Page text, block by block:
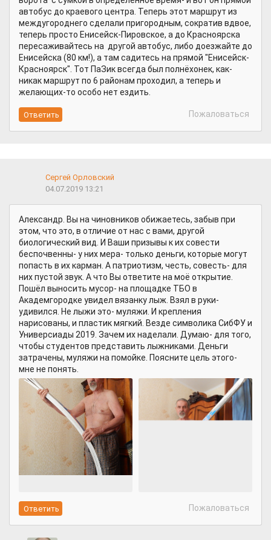
автобус до краевого центра. Теперь этот маршрут из
междугороднего сделали пригородным, сократив вдвое,
теперь просто Енисейск-Пировское, а до Красноярска
пересаживайтесь на другой автобус, либо доезжайте до
Енисейска (80 км!), а там садитесь на прямой "Енисейск-
Красноярск". Тот ПаЗик всегда был полнёхонек, как-
никак маршрут по 6 районам проходил, а теперь и
желающих-то особо нет ездить.
Пожаловаться
Сергей Орловский
04.07.2019 13:21
Александр. Вы на чиновников обижаетесь, забыв при
этом, что это, в отличие от нас с вами, другой
биологический вид. И Ваши призывы к их совести
беспочвенны- у них мера- только деньги, которые могут
попасть в их карман. А патриотизм, честь, совесть- для
них пустой звук. А что Вы ответите на моё открытие.
Пошёл выносить мусор- на площадке ТБО в
Академгородке увидел вязанку лыж. Взял в руки-
удивился. Не лыжи это- муляжи. И крепления
нарисованы, и пластик мягкий. Везде символика СибФУ и
Универсиады 2019. Зачем их наделали. Думаю- для того,
чтобы студентов представить лыжниками. Деньги
затрачены, муляжи на помойке. Поясните цель этого-
мне не понять.
Пожаловаться